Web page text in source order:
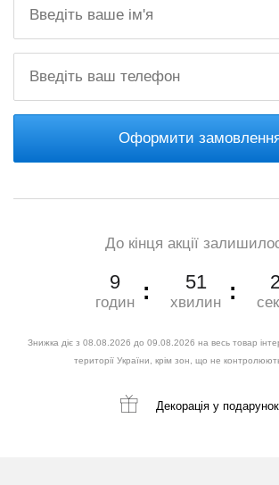
Оформити
До кінця акції
9
годин
51
хвилин
Знижка діє з 08.08.2026 до 09.08.2026 на весь товар
території України, крім зон, що не
Декорація у подарунок